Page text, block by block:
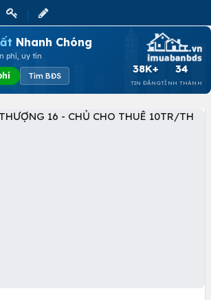
Nhanh Chóng
phí, uy tín
Tìm BĐS
38K+
TIN ĐĂNG
34
TỈNH THÀNH